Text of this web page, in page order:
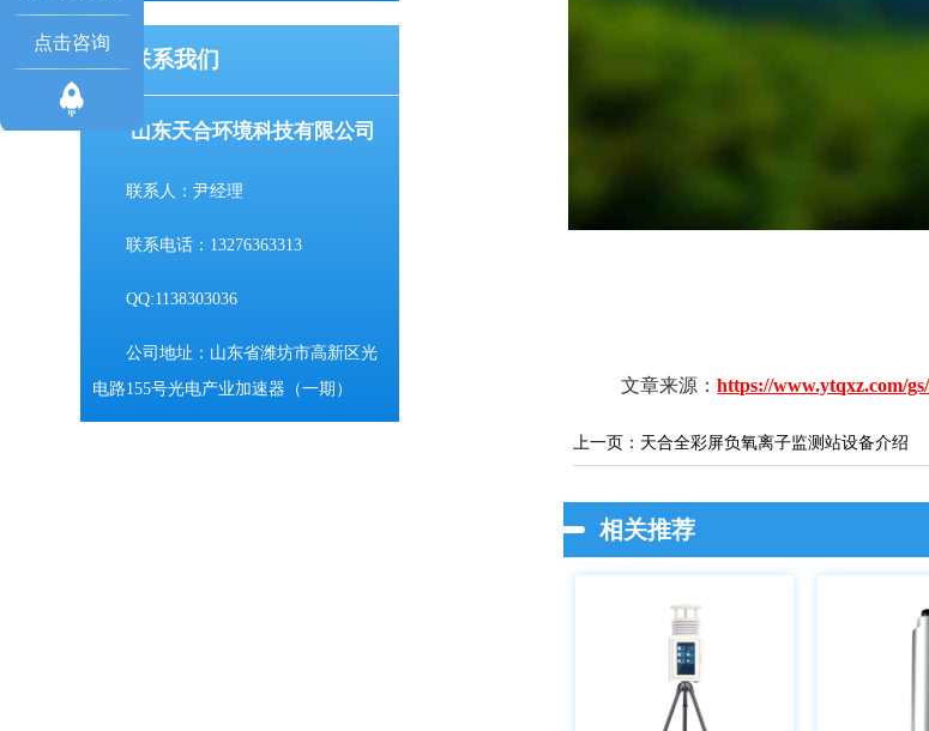
联系我们
山东天合环境科技有限公司
联系人：尹经理
联系电话：13276363313
QQ:1138303036
公司地址：山东省潍坊市高新区光
电路155号光电产业加速器（一期）
文章来源：https://www.ytqxz.com/
上一页： 天合全彩屏负氧离子监测站设备介绍
相关推荐
点击咨询